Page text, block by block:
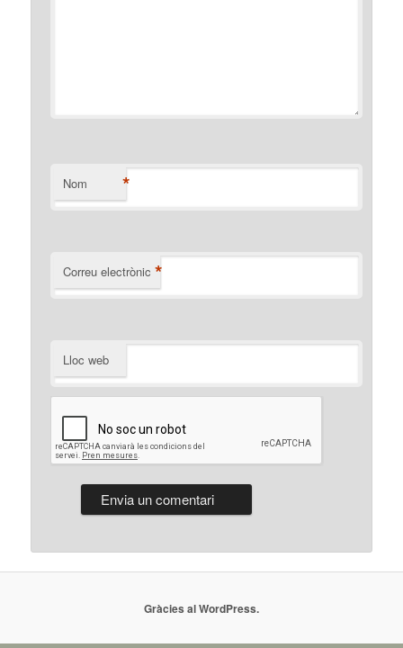
Nom *
Correu electrònic *
Lloc web
Gràcies al WordPress.